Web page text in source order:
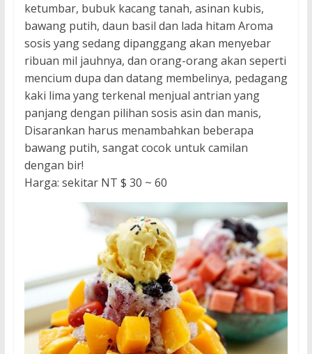
ketumbar, bubuk kacang tanah, asinan kubis,
bawang putih, daun basil dan lada hitam Aroma
sosis yang sedang dipanggang akan menyebar
ribuan mil jauhnya, dan orang-orang akan seperti
mencium dupa dan datang membelinya, pedagang
kaki lima yang terkenal menjual antrian yang
panjang dengan pilihan sosis asin dan manis,
Disarankan harus menambahkan beberapa
bawang putih, sangat cocok untuk camilan
dengan bir!
Harga: sekitar NT $ 30 ~ 60